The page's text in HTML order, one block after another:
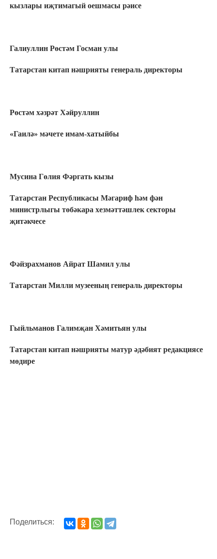
кызлары иҗтимагый оешмасы рәисе
Галиуллин Рөстәм Госман улы
Татарстан китап нәшрияты генераль директоры
Рөстәм хәзрәт Хәйруллин
«Гаилә» мәчете имам-хатыйбы
Мусина Гөлия Фәргать кызы
Татарстан Республикасы Мәгариф һәм фән
министрлыгы төбәкара хезмәттәшлек секторы
җитәкчесе
Фәйзрахманов Айрат Шамил улы
Татарстан Милли музееның генераль директоры
Гыйльманов Галимҗан Хәмитьян улы
Татарстан китап нәшрияты матур әдәбият редакциясе
мөдире
Поделиться: